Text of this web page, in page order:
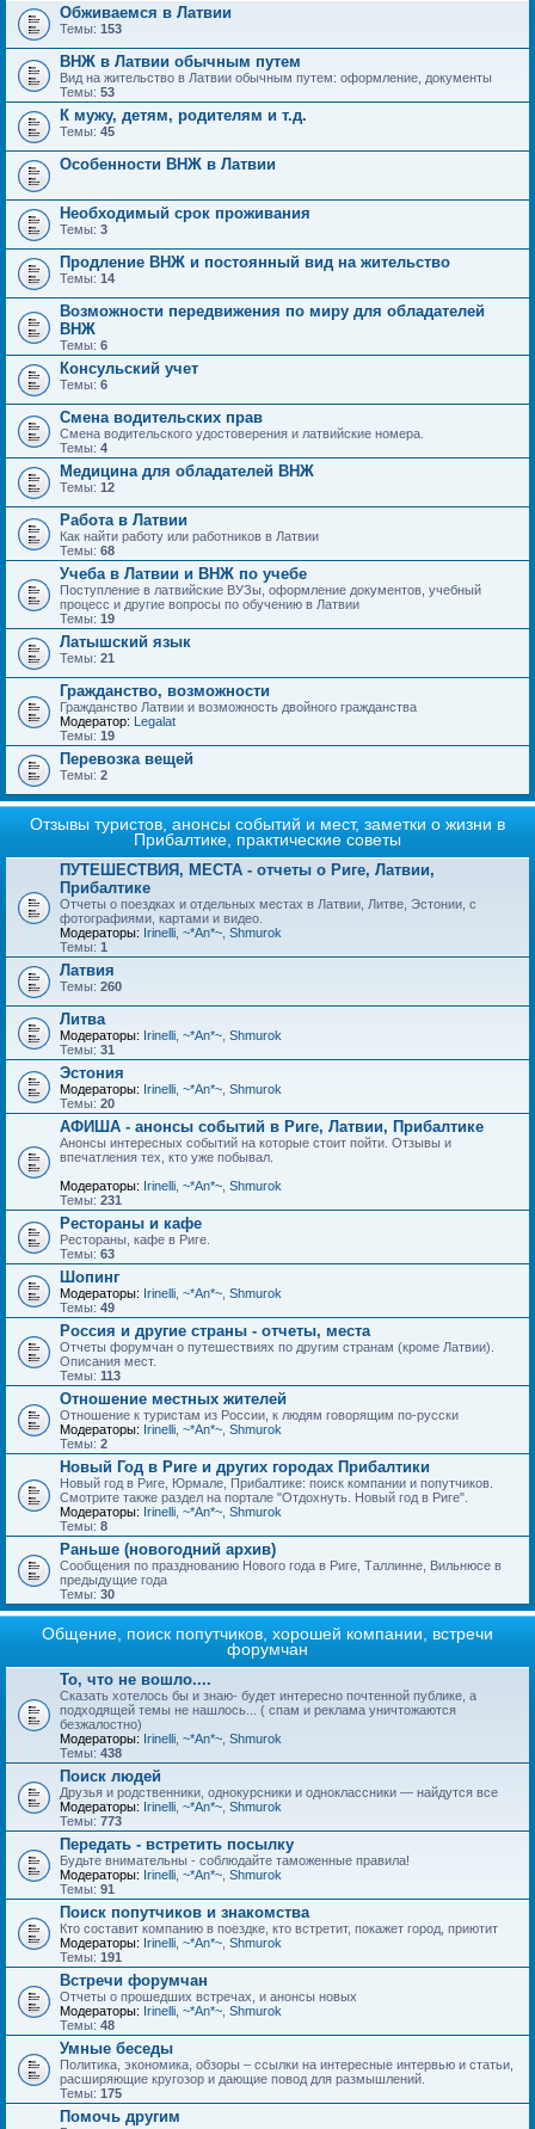
Обживаемся в Латвии
Темы: 153
ВНЖ в Латвии обычным путем
Вид на жительство в Латвии обычным путем: оформление, документы
Темы: 53
К мужу, детям, родителям и т.д.
Темы: 45
Особенности ВНЖ в Латвии
Необходимый срок проживания
Темы: 3
Продление ВНЖ и постоянный вид на жительство
Темы: 14
Возможности передвижения по миру для обладателей
ВНЖ
Темы: 6
Консульский учет
Темы: 6
Смена водительских прав
Смена водительского удостоверения и латвийские номера.
Темы: 4
Медицина для обладателей ВНЖ
Темы: 12
Работа в Латвии
Как найти работу или работников в Латвии
Темы: 68
Учеба в Латвии и ВНЖ по учебе
Поступление в латвийские ВУЗы, оформление документов, учебный
процесс и другие вопросы по обучению в Латвии
Темы: 19
Латышский язык
Темы: 21
Гражданство, возможности
Гражданство Латвии и возможность двойного гражданства
Модератор:
Legalat
Темы: 19
Перевозка вещей
Темы: 2
Отзывы туристов, анонсы событий и мест, заметки о жизни в
Прибалтике, практические советы
ПУТЕШЕСТВИЯ, МЕСТА - отчеты о Риге, Латвии,
Прибалтике
Отчеты о поездках и отдельных местах в Латвии, Литве, Эстонии, с
фотографиями, картами и видео.
Модераторы: Irinelli ~*An*~ Shmurok
Темы: 1
Латвия
Темы: 260
Литва
Модераторы: Irinelli ~*An*~ Shmurok
Темы: 31
Эстония
Модераторы: Irinelli ~*An*~ Shmurok
Темы: 20
АФИША - анонсы событий в Риге, Латвии, Прибалтике
Анонсы интересных событий на которые стоит пойти. Отзывы и
впечатления тех, кто уже побывал.
Модераторы: Irinelli ~*An*~ Shmurok
Темы: 231
Рестораны и кафе
Рестораны, кафе в Риге.
Темы: 63
Шопинг
Модераторы: Irinelli ~*An*~ Shmurok
Темы: 49
Россия и другие страны - отчеты, места
Отчеты форумчан о путешествиях по другим странам (кроме Латвии).
Описания мест.
Темы: 113
Отношение местных жителей
Отношение к туристам из России, к людям говорящим по-русски
Модераторы: Irinelli ~*An*~ Shmurok
Темы: 2
Новый Год в Риге и других городах Прибалтики
Новый год в Риге, Юрмале, Прибалтике: поиск компании и попутчиков.
Смотрите также раздел на портале "Отдохнуть. Новый год в Риге".
Модераторы: Irinelli ~*An*~ Shmurok
Темы: 8
Раньше (новогодний архив)
Сообщения по празднованию Нового года в Риге, Таллинне, Вильнюсе в
предыдущие года
Темы: 30
Общение, поиск попутчиков, хорошей компании, встречи
форумчан
То, что не вошло....
Сказать хотелось бы и знаю- будет интересно почтенной публике, а
подходящей темы не нашлось... ( спам и реклама уничтожаются
безжалостно)
Модераторы: Irinelli ~*An*~ Shmurok
Темы: 438
Поиск людей
Друзья и родственники, однокурсники и одноклассники — найдутся все
Модераторы: Irinelli ~*An*~ Shmurok
Темы: 773
Передать - встретить посылку
Будьте внимательны - соблюдайте таможенные правила!
Модераторы: Irinelli ~*An*~ Shmurok
Темы: 91
Поиск попутчиков и знакомства
Кто составит компанию в поездке, кто встретит, покажет город, приютит
Модераторы: Irinelli ~*An*~ Shmurok
Темы: 191
Встречи форумчан
Отчеты о прошедших встречах, и анонсы новых
Модераторы: Irinelli ~*An*~ Shmurok
Темы: 48
Умные беседы
Политика, экономика, обзоры – ссылки на интересные интервью и статьи,
расширяющие кругозор и дающие повод для размышлений.
Темы: 175
Помочь другим